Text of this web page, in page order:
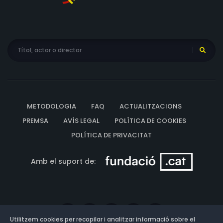
METODOLOGIA FAQ
ACTUALITZACIONS
PREMSA
AVÍS LEGAL
POLÍTICA DE COOKIES
POLÍTICA DE PRIVACITAT
Amb el suport de:
Utilitzem cookies per recopilar i analitzar informació sobre el